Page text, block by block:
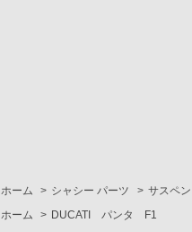
ホーム > シャシー パーツ > サスペ
ホーム
> DUCATI パンタ F1